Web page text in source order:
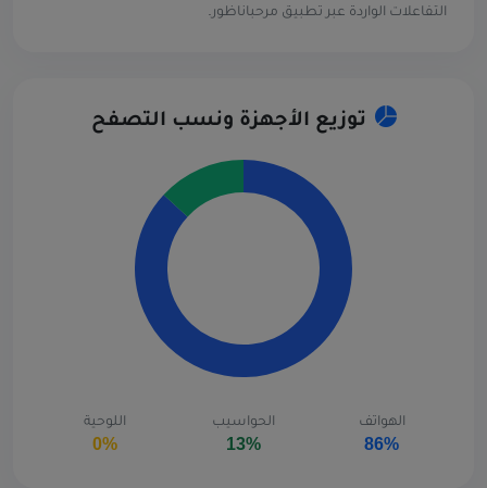
التفاعلات الواردة عبر تطبيق مرحباناظور.
توزيع الأجهزة ونسب التصفح
الهواتف
86%
الحواسيب
13%
اللوحية
0%